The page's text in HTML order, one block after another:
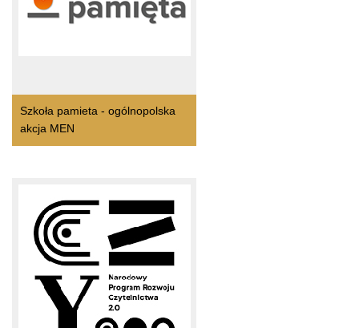
Szkoła pamieta - ogólnopolska
akcja MEN